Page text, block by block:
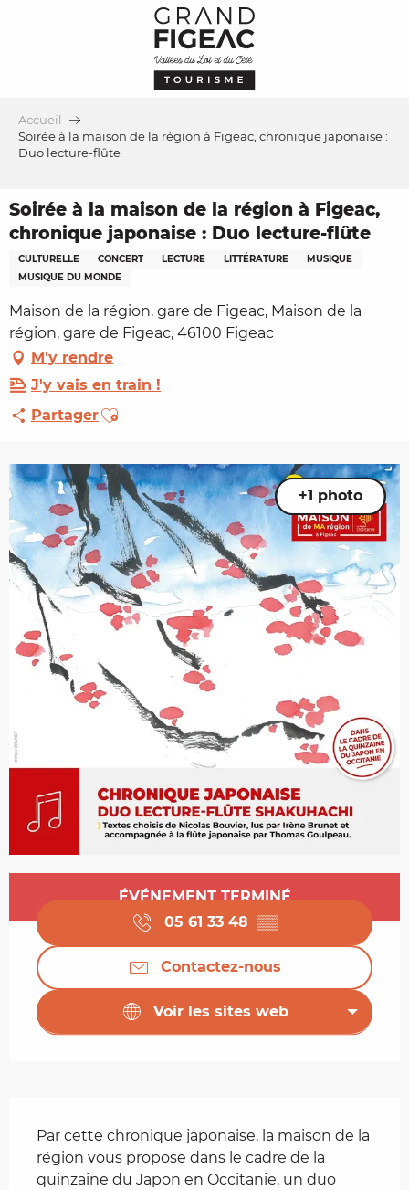
Accueil
Soirée à la maison de la région à Figeac, chronique japonaise :
Duo lecture-flûte
Soirée à la maison de la région à Figeac,
chronique japonaise : Duo lecture-flûte
CULTURELLE CONCERT LECTURE LITTÉRATURE
MUSIQUE
MUSIQUE DU MONDE
Maison de la région, gare de Figeac, Maison de la
région, gare de Figeac, 46100 Figeac
M'y rendre
J'y vais en train !
PartagerAjouter aux favoris
+1 photo
Ouverture et coordonnées
ÉVÉNEMENT TERMINÉ
05 61 33 48 ▒▒
Contactez-nous
Voir les sites web
Par cette chronique japonaise, la maison de la
région vous propose dans le cadre de la
quinzaine du Japon en Occitanie, un duo